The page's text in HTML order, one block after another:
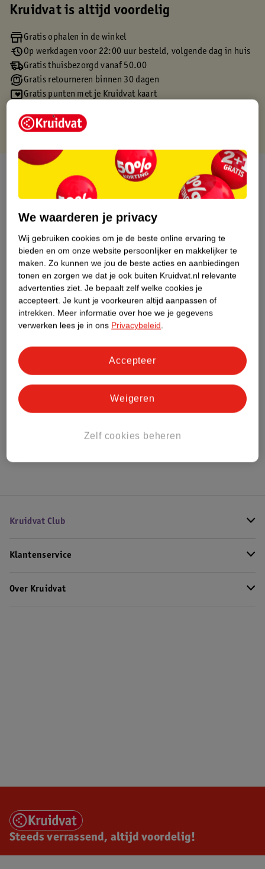
Kruidvat is altijd voordelig
Gratis ophalen in de winkel
Op werkdagen voor 22:00 uur besteld, volgende dag in huis
Gratis thuisbezorgd vanaf 50.00
Gratis retourneren binnen 30 dagen
Gratis punten met je Kruidvat kaart
Over dit product
Productinformatie
Etiketinformatie
Nature Impact Score
Dit product heeft (nog) geen Nature
Impact Score.
Meer informatie
Bestel & Bezorginformatie
Bekijk ook
Alle 4 maanden +
Kruidvat Club
Klantenservice
Over Kruidvat
Steeds verrassend, altijd voordelig!
We waarderen je privacy
Wij gebruiken cookies om je de beste online ervaring te
bieden en om onze website persoonlijker en makkelijker te
maken. Zo kunnen we jou de beste acties en aanbiedingen
tonen en zorgen we dat je ook buiten Kruidvat.nl relevante
advertenties ziet. Je bepaalt zelf welke cookies je
accepteert. Je kunt je voorkeuren altijd aanpassen of
intrekken. Meer informatie over hoe we je gegevens
verwerken lees je in ons Privacybeleid.
Zelf cookies beheren
Weigeren
Accepteer